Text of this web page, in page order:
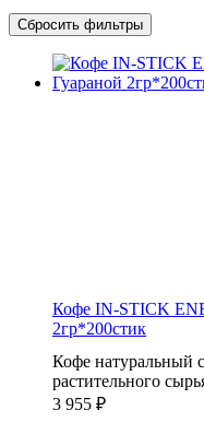
Сбросить фильтры
Кофе IN-STICK
2гр*200стик
Кофе натуральный
растительного
3 955 ₽